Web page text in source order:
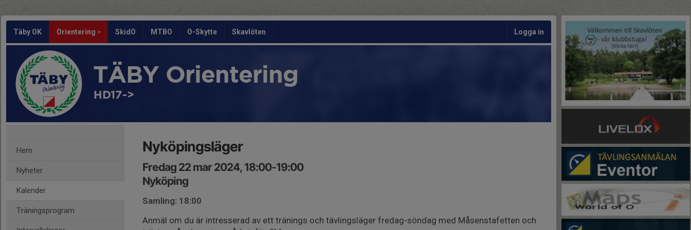
Täby OK Orientering SkidO MTBO O-Skytte Skavlöten Logga in
TÄBY Orientering
HD17->
Hem
Nyheter
Kalender
Träningsprogram
Nyköpingsläger
Fredag 22 mar 2024, 18:00-19:00
Nyköping
Samling: 18:00
Anmäl om du är intresserad av ett tränings och tävlingsläger fredag-söndag med Måsenstafetten och